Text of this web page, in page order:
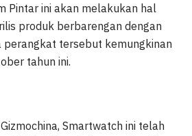
Pintar ini akan melakukan hal
produk berbarengan dengan
perangkat tersebut kemungkinan
tahun ini.
Smartwatch ini telah